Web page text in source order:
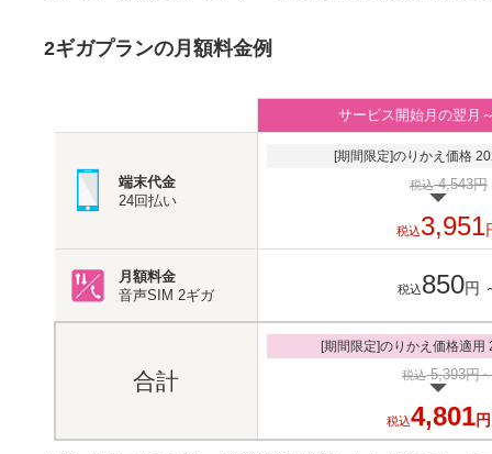
2ギガプランの月額料金例
サービス開始月の翌月
端末代金
24回払い
[期間限定]のりかえ価格
税込4,543円
税込3,951
月額料金
音声SIM 2ギガ 税込850円
合計
[期間限定]のりかえ価格適用
税込5,393円
税込4,801円